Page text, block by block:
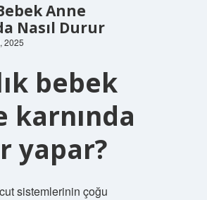
Anne
Nasıl Durur
2025
bebek
karnında
yapar?
sistemlerinin çoğu